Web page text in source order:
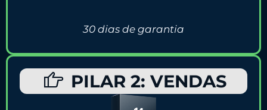
30 dias de garantia
PILAR 2: VENDAS